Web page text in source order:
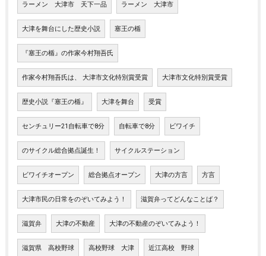
ラーメン 大津市 天下一品 ラーメン 大津市
大津を舞台にした歴史小説 塞王の楯
『塞王の楯』の作家今村翔吾氏
作家今村翔吾氏は、 大津市文化特別賞受賞 大津市文化特別賞受賞
歴史小説『塞王の楯』 大津を舞台 受賞
センチュリー21自転車で8分 自転車で8分 ビワイチ
のサイクル総合拠点誕生！ サイクルステーション
ビワイチオープン 総合拠点オープン 大津の方言 方言
大津市民の日常をのぞいてみよう！ 滋賀弁ってどんなことば？
滋賀弁 大津の不動産 大津の不動産のぞいてみよう！
滋賀県 高校野球 高校野球 大津 近江高校 野球